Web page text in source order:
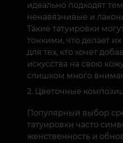
идеально подходят
ненавязчивые и
Такие татуировки
тонкими, что делает
для тех, кто хочет
искусства на свою
слишком много
Цветочные
Популярный выбор
татуировки часто
женственность и